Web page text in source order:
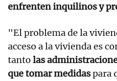
enfrenten inquilinos y
"El problema de la
acceso a la vivienda es
tanto las
que tomar medidaspara